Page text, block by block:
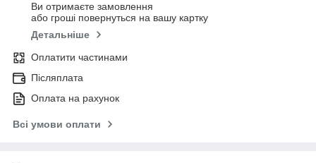
Ви отримаєте замовлення
або гроші повернуться на вашу картку
Детальніше
Оплатити частинами
Післяплата
Оплата на рахунок
Всі умови оплати